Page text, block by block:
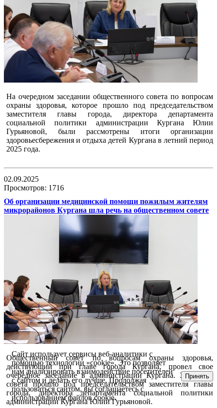
На очередном заседании общественного совета по вопросам
охраны здоровья, которое прошло под председательством
заместителя главы города, директора департамента
социальной политики администрации Кургана Юлии
Гурьяновой, были рассмотрены итоги организации
здоровьесбережения и отдыха детей Кургана в летний период
2025 года.
02.09.2025
Просмотров: 1716
Об организации медицинской помощи пожилым жителям
микрорайонов Кургана шла речь на общественном совете
Общественный совет по вопросам охраны здоровья,
действующий при главе города Кургана, провел свое
очередное заседание в администрации Кургана. Заседание
совета прошло под председательством заместителя главы
города, директора департамента социальной политики
администрации Кургана Юлии Гурьяновой.
Сайт использует сервисы веб-аналитики с
помощью технологии «cookie». Это позволяет
нам анализировать взаимодействие посетителей
с сайтом и делать его лучше. Продолжая
пользоваться сайтом, вы соглашаетесь с
использованием файлов cookie.
Принять